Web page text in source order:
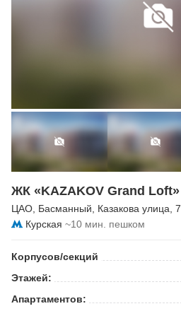
ЖК «KAZAKOV Grand Loft»
ЦАО Басманный Казакова улица , 7
Курская ~10 мин. пешком
Корпусов/секций
Этажей:
Апартаментов: